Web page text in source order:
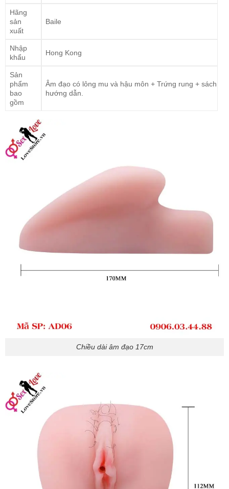
Hãng
sản
xuất
Baile
Nhập
khẩu
Hong Kong
Sản
phẩm
bao
gồm
Âm đạo có lông mu và hậu môn + Trứng rung + sách
hướng dẫn.
Chiều dài âm đạo 17cm